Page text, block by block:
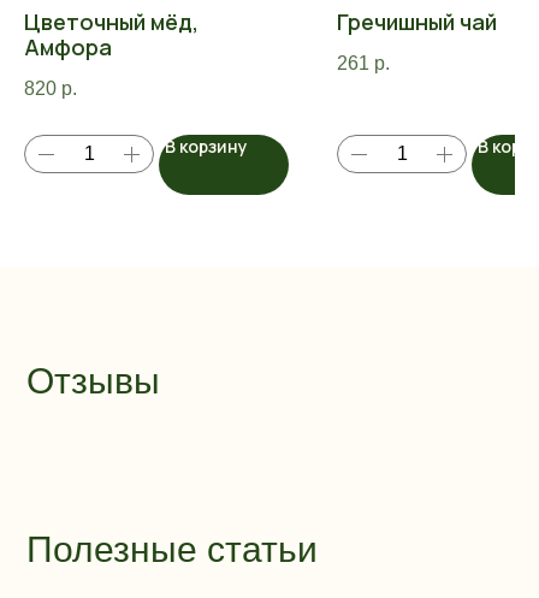
Цветочный мёд,
Амфора
820 р.
В корзину
Гречишный чай
261 р.
В
Отзывы
Полезные статьи